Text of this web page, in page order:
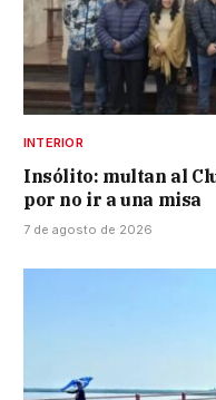
INTERIOR
Insólito: multan al
por no ir a una misa
7 de agosto de 2026